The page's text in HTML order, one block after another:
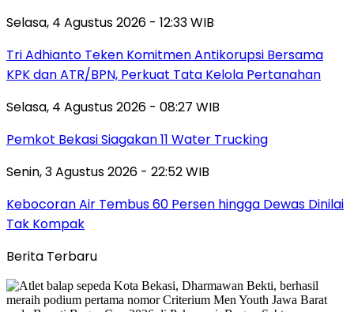
Selasa, 4 Agustus 2026 - 12:33 WIB
Tri Adhianto Teken Komitmen Antikorupsi Bersama
KPK dan ATR/BPN, Perkuat Tata Kelola Pertanahan
Selasa, 4 Agustus 2026 - 08:27 WIB
Pemkot Bekasi Siagakan 11 Water Trucking
Senin, 3 Agustus 2026 - 22:52 WIB
Kebocoran Air Tembus 60 Persen hingga Dewas Dinilai
Tak Kompak
Berita Terbaru